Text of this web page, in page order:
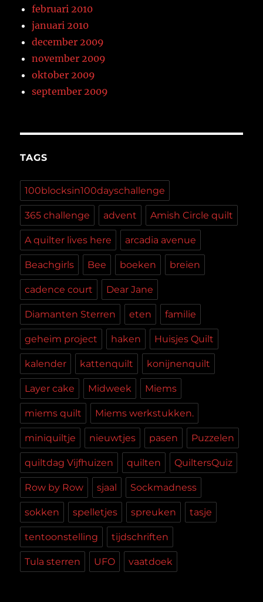
februari 2010
januari 2010
december 2009
november 2009
oktober 2009
september 2009
TAGS
100blocksin100dayschallenge
365 challenge advent Amish Circle quilt
A quilter lives here arcadia avenue
Beachgirls Bee boeken breien
cadence court Dear Jane
Diamanten Sterren eten familie
geheim project haken Huisjes Quilt
kalender kattenquilt konijnenquilt
Layer cake Midweek Miems
miems quilt Miems werkstukken.
miniquiltje nieuwtjes pasen Puzzelen
quiltdag Vijfhuizen quilten QuiltersQuiz
Row by Row sjaal Sockmadness
sokken spelletjes spreuken tasje
tentoonstelling tijdschriften
Tula sterren UFO vaatdoek